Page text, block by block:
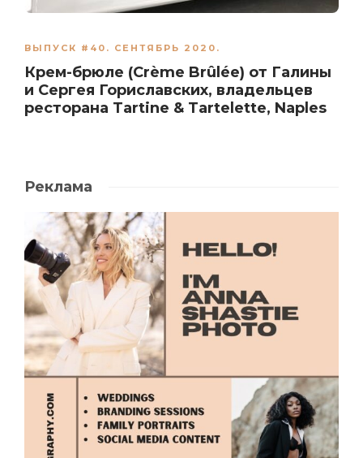
ВЫПУСК #40. СЕНТЯБРЬ 2020.
Крем-брюле (Crème Brûlée) от Галины
и Сергея Гориславских, владельцев
ресторана Tartine & Tartelette, Naples
Реклама